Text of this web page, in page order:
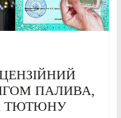
ПАЛИВА,
ТЮТЮНУ